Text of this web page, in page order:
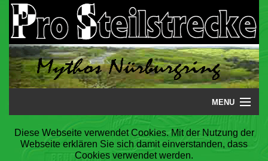
MENU
Startseite
Steilstrecke
Diese Webseite verwendet Cookies. Mit der Nutzung der
Webseite erklären Sie sich damit einverstanden, dass
Cookies verwendet werden.